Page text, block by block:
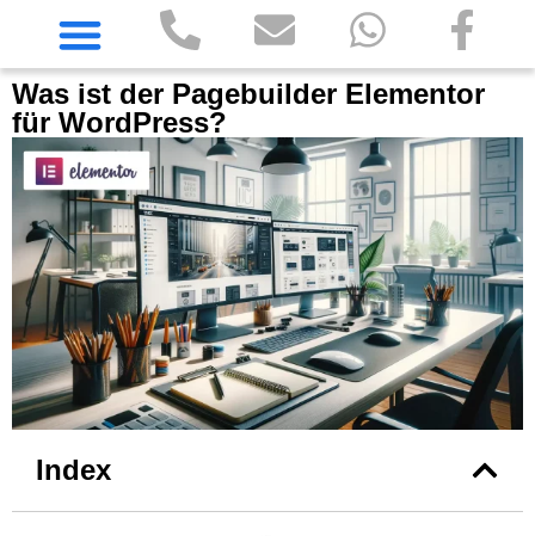
Was ist der Pagebuilder Elementor
für WordPress?
Index